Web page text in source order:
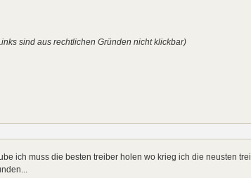
sind aus rechtlichen Gründen nicht klickbar)
ich muss die besten treiber holen wo krieg ich die neusten